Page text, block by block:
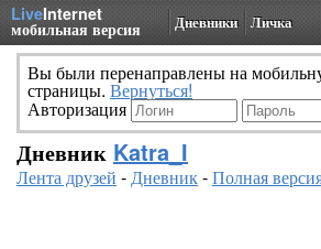
LiveInternet
мобильная версия Дневники Личка
Вы были перенаправлены на
страницы. Вернуться!
Авторизация
Дневник Katra_I
Лента друзей -Дневник-Полная